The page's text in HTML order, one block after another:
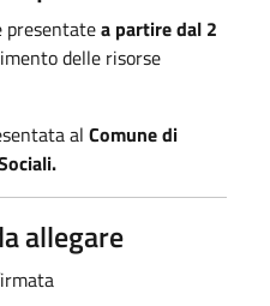
presentatea partire dal 2
delle risorse
al Comune di
allegare